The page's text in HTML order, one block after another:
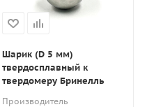
Шарик (D 5 мм)
твердосплавный к
твердомеру Бринелль
Производитель